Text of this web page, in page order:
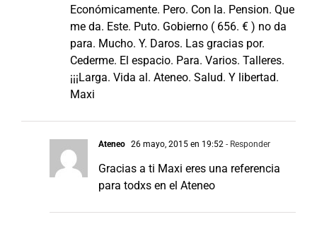
Económicamente. Pero. Con la. Pension. Que
me da. Este. Puto. Gobierno ( 656. € ) no da
para. Mucho. Y. Daros. Las gracias por.
Cederme. El espacio. Para. Varios. Talleres.
¡¡¡Larga. Vida al. Ateneo. Salud. Y libertad.
Maxi
Ateneo 26 mayo, 2015 en 19:52 - Responder
Gracias a ti Maxi eres una referencia
para todxs en el Ateneo